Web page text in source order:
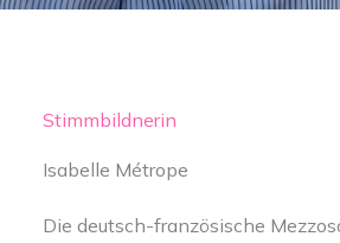
Stimmbildnerin
Isabelle Métrope
Die deutsch-französische